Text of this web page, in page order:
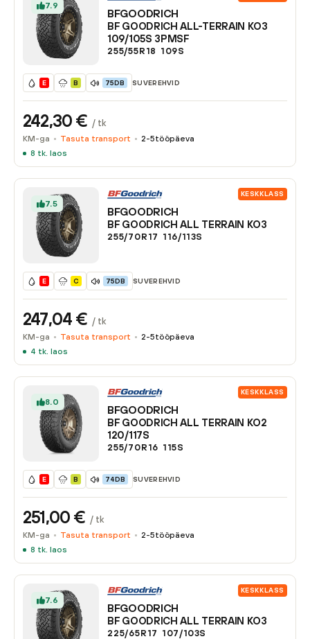
7.9
BFGOODRICH
BF GOODRICH ALL-TERRAIN KO3
109/105S 3PMSF
255/55R18 109S
E B 75DB SUVEREHVID
242,30 € / tk
KM-ga Tasuta transport 2-5tööpäeva
8 tk. laos
7.5
KESKKLASS
BFGOODRICH
BF GOODRICH ALL TERRAIN KO3
255/70R17 116/113S
E C 75DB SUVEREHVID
247,04 € / tk
KM-ga Tasuta transport 2-5tööpäeva
4 tk. laos
8.0
KESKKLASS
BFGOODRICH
BF GOODRICH ALL TERRAIN KO2
120/117S
255/70R16 115S
E B 74DB SUVEREHVID
251,00 € / tk
KM-ga Tasuta transport 2-5tööpäeva
8 tk. laos
7.6
KESKKLASS
BFGOODRICH
BF GOODRICH ALL TERRAIN KO3
225/65R17 107/103S